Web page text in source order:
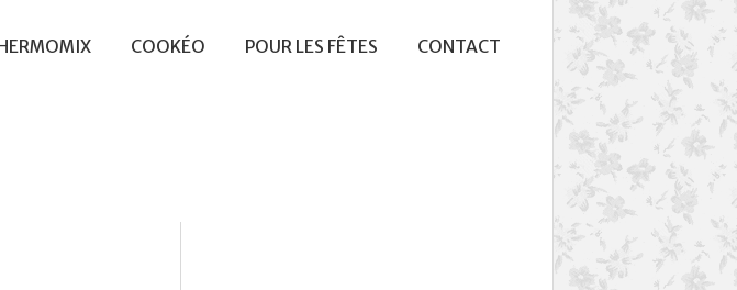
COOKÉO POUR LES FÊTES CONTACT